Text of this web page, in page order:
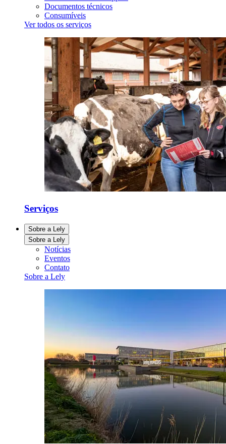
Documentos técnicos
Consumíveis
Ver todos os serviços
Serviços
Sobre a Lely
Sobre a Lely
Notícias
Eventos
Contato
Sobre a Lely